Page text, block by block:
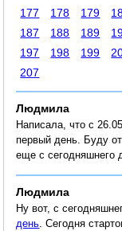
177
178 179
187
188 189
197
198 199
207
Людмила
Написала, что с
первый день. Буду
еще с сегодняшнего
Людмила
Ну вот, с
день . Сегодня